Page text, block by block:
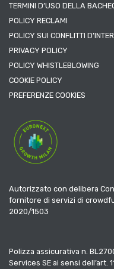
TERMINI D’USO DELLA
POLICY RECLAMI
POLICY SUI CONFLITTI
PRIVACY POLICY
POLICY WHISTLEBLOWING
COOKIE POLICY
PREFERENZE COOKIES
Autorizzato con delibera
fornitore di servizi di
2020/1503
Polizza assicurativa n.
Services SE ai sensi dell’art.